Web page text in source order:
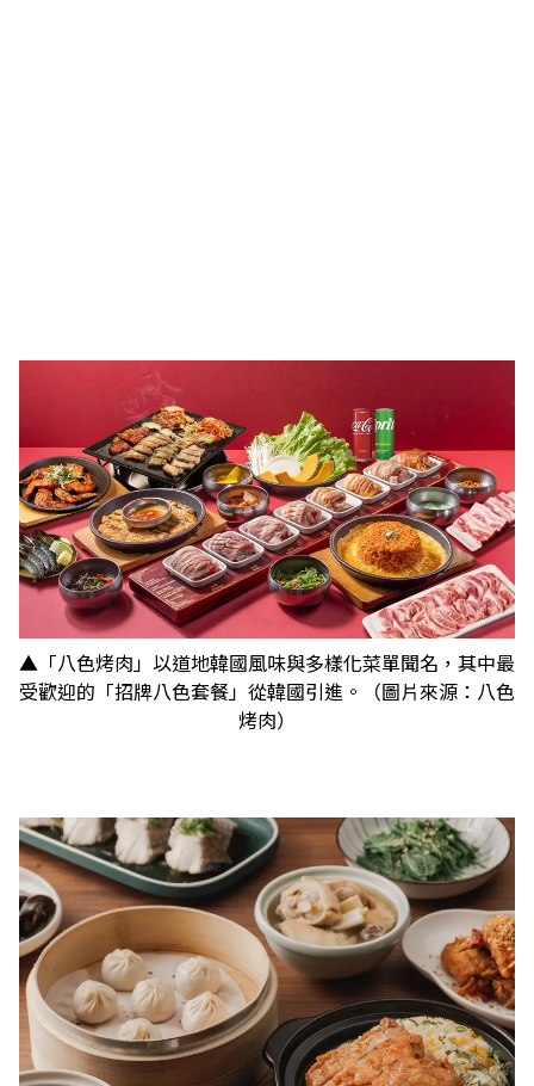
▲「八色烤肉」以道地韓國風味與多樣化菜單聞名，其中最
受歡迎的「招牌八色套餐」從韓國引進。（圖片來源：八色
烤肉）